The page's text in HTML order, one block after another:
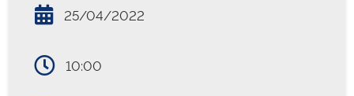
25/04/2022
10:00